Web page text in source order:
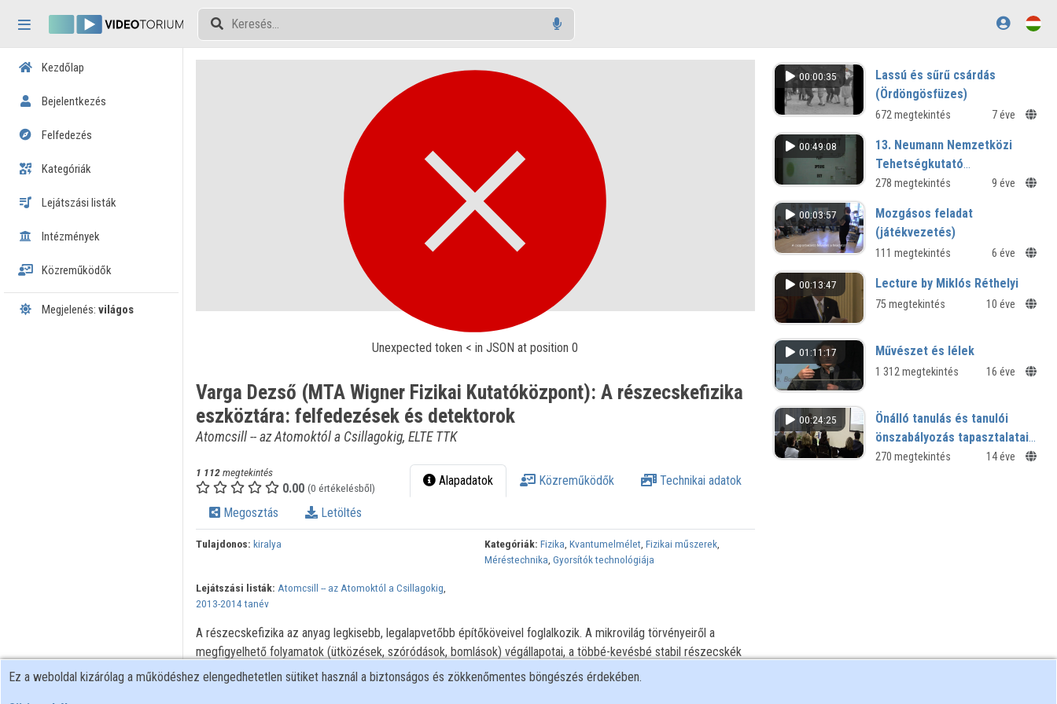
Tartalom kihagyása
Kezdőlap
Bejelentkezés
Felfedezés
Kategóriák
Lejátszási listák
Intézmények
Közreműködők
Megjelenés: világos
Unexpected token < in JSON at position 0
Varga Dezső (MTA Wigner Fizikai Kutatóközpont): A részecskefizika
eszköztára: felfedezések és detektorok
Atomcsill -- az Atomoktól a Csillagokig, ELTE TTK
1 112megtekintés
0.00 (0 értékelésből) Alapadatok Közreműködők Technikai adatok
Megosztás Letöltés
Tulajdonos: kiralya Kategóriák: Fizika,Kvantumelmélet,Fizikai műszerek,
Méréstechnika,Gyorsítók technológiája
Lejátszási listák: Atomcsill -- az Atomoktól a Csillagokig,
2013-2014 tanév
A részecskefizika az anyag legkisebb, legalapvetőbb építőköveivel foglalkozik. A mikrovilág törvényeiről a
megfigyelhető folyamatok (ütközések, szóródások, bomlások) végállapotai, a többé-kevésbé stabil részecskék
hoznak hírt, ezeket pedig detektoroknak nevezett mérőberendezésekkel lehet megtalálni. Az előadás áttekinti a
00:00:35
Lassú és sűrű csárdás
(Ördöngösfüzes)
672 megtekintés 7 éve
00:49:08
13. Neumann Nemzetközi
Tehetségkutató
Programtermék Verseny - 7.
278 megtekintés 9 éve
00:03:57
Mozgásos feladat
(játékvezetés)
111 megtekintés 6 éve
00:13:47 Lecture by Miklós Réthelyi
75 megtekintés 10 éve
01:11:17 Művészet és lélek
1 312 megtekintés 16 éve
00:24:25
Önálló tanulás és tanulói
önszabályozás tapasztalatai
BA képzésben
270 megtekintés 14 éve
Ez a weboldal kizárólag a működéshez elengedhetetlen sütiket használ a biztonságos és zökkenőmentes böngészés érdekében.